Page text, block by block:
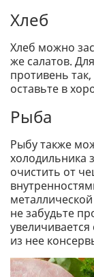
Хлеб
Хлеб можно
же салатов.
противень
оставьте в
Рыба
Рыбу также
холодильника
очистить от
не забудьте
из нее